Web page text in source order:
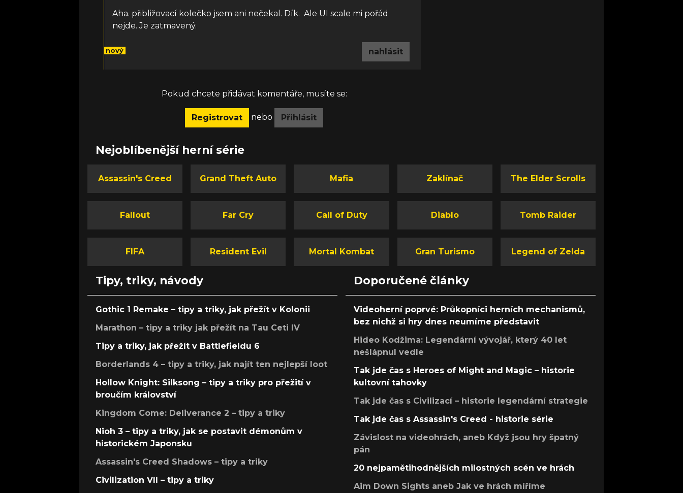
Aha. přibližovací kolečko jsem ani nečekal. Dík. Ale UI scale mi pořád
nejde. Je zatmavený.
nový nahlásit
Pokud chcete přidávat komentáře, musíte se:
Registrovat nebo Přihlásit
Nejoblíbenější herní série
Assassin's Creed Grand Theft Auto Mafia Zaklínač The Elder Scrolls
Fallout Far Cry Call of Duty Diablo Tomb Raider
FIFA Resident Evil Mortal Kombat Gran Turismo Legend of Zelda
Tipy, triky, návody
Gothic 1 Remake – tipy a triky, jak přežít v Kolonii
Marathon – tipy a triky jak přežít na Tau Ceti IV
Tipy a triky, jak přežít v Battlefieldu 6
Borderlands 4 – tipy a triky, jak najít ten nejlepší loot
Hollow Knight: Silksong – tipy a triky pro přežití v
broučím království
Kingdom Come: Deliverance 2 – tipy a triky
Nioh 3 – tipy a triky, jak se postavit démonům v
historickém Japonsku
Assassin's Creed Shadows – tipy a triky
Civilization VII – tipy a triky
Doporučené články
Videoherní poprvé: Průkopníci herních mechanismů,
bez nichž si hry dnes neumíme představit
Hideo Kodžima: Legendární vývojář, který 40 let
nešlápnul vedle
Tak jde čas s Heroes of Might and Magic – historie
kultovní tahovky
Tak jde čas s Civilizací – historie legendární strategie
Tak jde čas s Assassin's Creed - historie série
Závislost na videohrách, aneb Když jsou hry špatný
pán
20 nejpamětihodnějších milostných scén ve hrách
Aim Down Sights aneb Jak ve hrách míříme